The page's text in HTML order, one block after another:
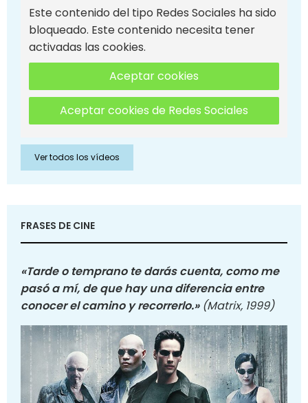
Este contenido del tipo Redes Sociales ha sido
bloqueado. Este contenido necesita tener
activadas las cookies.
Aceptar cookies
Aceptar cookies de Redes Sociales
Ver todos los vídeos
FRASES DE CINE
«Tarde o temprano te darás cuenta, como me
pasó a mí, de que hay una diferencia entre
conocer el camino y recorrerlo.» (Matrix, 1999)